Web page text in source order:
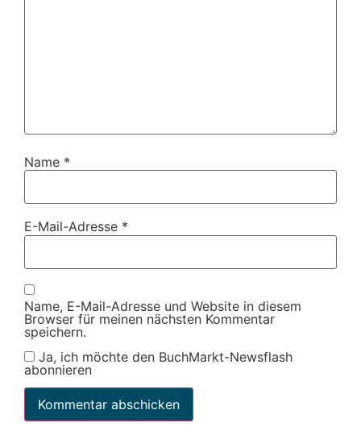
Name *
E-Mail-Adresse *
Name, E-Mail-Adresse und Website in diesem
Browser für meinen nächsten Kommentar
speichern.
Ja, ich möchte den BuchMarkt-Newsflash
abonnieren